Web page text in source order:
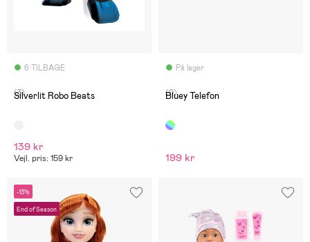
6 TILBAGE
(3)
Silverlit Robo Beats
139 kr
Vejl. pris: 159 kr
På lager
(0)
Bluey Telefon
199 kr
-13%
End of Season